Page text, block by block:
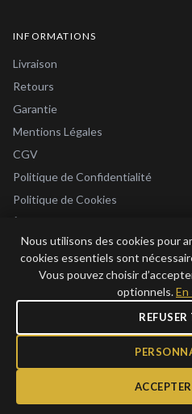
INFORMATIONS
Livraison
Retours
Garantie
Mentions Légales
CGV
Politique de Confidentialité
Politique de Cookies
À Propos
Blog
Bijoux en Vogue SAS · SIRET 915 286
286 975 ·
Nous utilisons des cookies pour
cookies essentiels sont
Vous pouvez choisir
optionnels.En